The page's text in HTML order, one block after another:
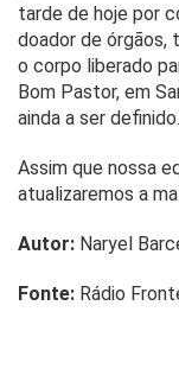
tarde de hoje por
doador de
o corpo liberado
Bom Pastor, em
ainda a ser definido.
Assim que nossa
atualizaremos a
Autor: Naryel
Fonte: Rádio